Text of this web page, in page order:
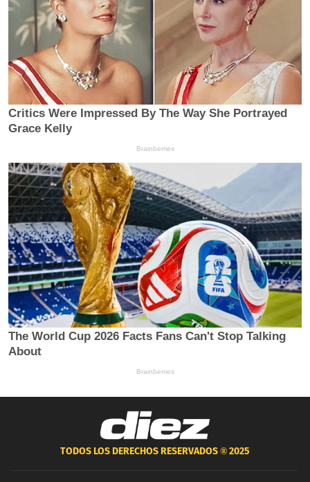
TODOS LOS DERECHOS RESERVADOS ®2025